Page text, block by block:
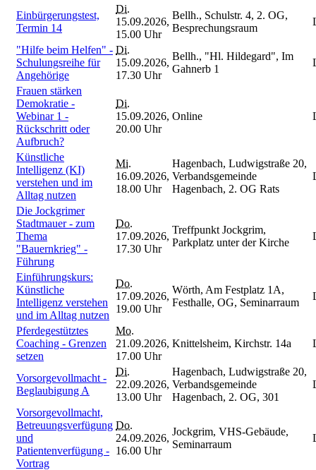
Einbürgerungstest,
Termin 14
Di.
15.09.2026,
15.00 Uhr
Bellh., Schulstr. 4, 2. OG,
Besprechungsraum
"Hilfe beim Helfen" -
Schulungsreihe für
Angehörige
Di.
15.09.2026,
17.30 Uhr
Bellh., "Hl. Hildegard", Im
Gahnerb 1
Frauen stärken
Demokratie -
Webinar 1 -
Rückschritt oder
Aufbruch?
Di.
15.09.2026,
20.00 Uhr
Online
Künstliche
Intelligenz (KI)
verstehen und im
Alltag nutzen
Mi.
16.09.2026,
18.00 Uhr
Hagenbach, Ludwigstraße 20,
Verbandsgemeinde
Hagenbach, 2. OG Rats
Die Jockgrimer
Stadtmauer - zum
Thema
"Bauernkrieg" -
Führung
Do.
17.09.2026,
17.30 Uhr
Treffpunkt Jockgrim,
Parkplatz unter der Kirche
Einführungskurs:
Künstliche
Intelligenz verstehen
und im Alltag nutzen
Do.
17.09.2026,
19.00 Uhr
Wörth, Am Festplatz 1A,
Festhalle, OG, Seminarraum
Pferdegestütztes
Coaching - Grenzen
setzen
Mo.
21.09.2026,
17.00 Uhr
Knittelsheim, Kirchstr. 14a
Vorsorgevollmacht -
Beglaubigung A
Di.
22.09.2026,
13.00 Uhr
Hagenbach, Ludwigstraße 20,
Verbandsgemeinde
Hagenbach, 2. OG, 301
Vorsorgevollmacht,
Betreuungsverfügung
und
Patientenverfügung -
Vortrag
Do.
24.09.2026,
16.00 Uhr
Jockgrim, VHS-Gebäude,
Seminarraum